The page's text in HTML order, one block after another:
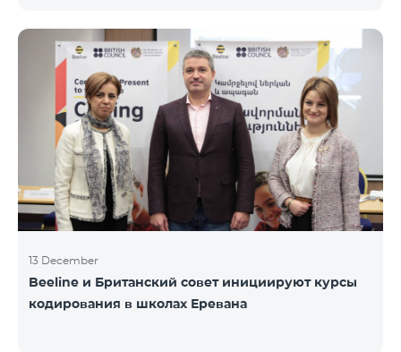
ассоциация» и при содействии Beeline.
Награждение проводится с целью дать оценку
проделанной работе в сфере общественных
связей и коммуникаций, одновременно озвучить
имеющиеся в сфере проблемы, достижения и
вызовы. Армянская PR-ассоциация в течение года
проводила мониторинг происходящих в этой
области событий на основе
13 December
Beeline и Британский совет инициируют курсы
кодирования в школах Еревана